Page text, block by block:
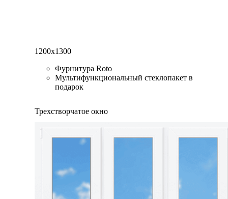
1200x1300
Фурнитура Roto
Мультифункциональный стеклопакет в
подарок
Трехстворчатое окно